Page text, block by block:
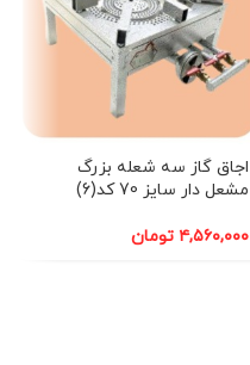
اجاق گاز سه شعله بزرگ
مشعل دار سایز 70 کد(6)
۴,۵۶۰,۰۰۰ تومان